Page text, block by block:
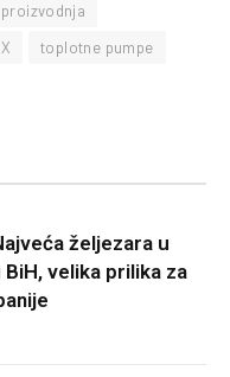
proizvodnja
toplotne pumpe
željezara u
velika prilika za